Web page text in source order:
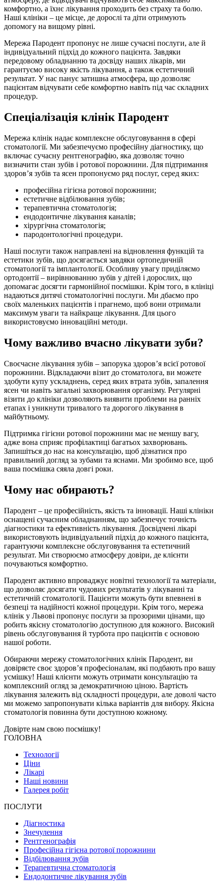
комфортно, а їхнє лікування проходить без страху та болю.
Наші клініки – це місце, де дорослі та діти отримують
допомогу на вищому рівні.
Мережа Пародент пропонує не лише сучасні послуги, але й
індивідуальний підхід до кожного пацієнта. Завдяки
передовому обладнанню та досвіду наших лікарів, ми
гарантуємо високу якість лікування, а також естетичний
результат. У нас панує затишна атмосфера, що дозволяє
пацієнтам відчувати себе комфортно навіть під час складних
процедур.
Спеціалізація клінік Пародент
Мережа клінік надає комплексне обслуговування в сфері
стоматології. Ми забезпечуємо професійну діагностику, що
включає сучасну рентгенографію, яка дозволяє точно
визначити стан зубів і ротової порожнини. Для підтримання
здоров’я зубів та ясен пропонуємо ряд послуг, серед яких:
професійна гігієна ротової порожнини;
естетичне відбілювання зубів;
терапевтична стоматологія;
ендодонтичне лікування каналів;
хірургічна стоматологія;
пародонтологічні процедури.
Наші послуги також направлені на відновлення функцій та
естетики зубів, що досягається завдяки ортопедичній
стоматології та імплантології. Особливу увагу приділяємо
ортодонтії – вирівнюванню зубів у дітей і дорослих, що
допомагає досягти гармонійної посмішки. Крім того, в клініці
надаються дитячі стоматологічні послуги. Ми дбаємо про
своїх маленьких пацієнтів і прагнемо, щоб вони отримали
максимум уваги та найкраще лікування. Для цього
використовуємо інноваційні методи.
Чому важливо вчасно лікувати зуби?
Своєчасне лікування зубів – запорука здоров’я всієї ротової
порожнини. Відкладаючи візит до стоматолога, ви можете
здобути купу ускладнень, серед яких втрата зубів, запалення
ясен чи навіть загальні захворювання організму. Регулярні
візити до клініки дозволяють виявити проблеми на ранніх
етапах і уникнути тривалого та дорогого лікування в
майбутньому.
Підтримка гігієни ротової порожнини має не меншу вагу,
адже вона сприяє профілактиці багатьох захворювань.
Запишіться до нас на консультацію, щоб дізнатися про
правильний догляд за зубами та яснами. Ми зробимо все, щоб
ваша посмішка сяяла довгі роки.
Чому нас обирають?
Пародент – це професійність, якість та інновації. Наші клініки
оснащені сучасним обладнанням, що забезпечує точність
діагностики та ефективність лікування. Досвідчені лікарі
використовують індивідуальний підхід до кожного пацієнта,
гарантуючи комплексне обслуговування та естетичний
результат. Ми створюємо атмосферу довіри, де клієнти
почуваються комфортно.
Пародент активно впроваджує новітні технології та матеріали,
що дозволяє досягати чудових результатів у лікуванні та
естетичній стоматології. Пацієнти можуть бути впевнені в
безпеці та надійності кожної процедури. Крім того, мережа
клінік у Львові пропонує послуги за прозорими цінами, що
робить якісну стоматологію доступною для кожного. Високий
рівень обслуговування й турбота про пацієнтів є основою
нашої роботи.
Обираючи мережу стоматологічних клінік Пародент, ви
довіряєте своє здоров’я професіоналам, які подбають про вашу
усмішку! Наші клієнти можуть отримати консультацію та
комплексний огляд за демократичною ціною. Вартість
лікування залежить від складності процедури, але доволі часто
ми можемо запропонувати кілька варіантів для вибору. Якісна
стоматологія повинна бути доступною кожному.
Довірте нам свою посмішку!
ГОЛОВНА
Технології
Ціни
Лікарі
Наші новини
Галерея робіт
ПОСЛУГИ
Діагностика
Знечулення
Рентгенографія
Професійна гігієна ротової порожнини
Відбілювання зубів
Терапевтична стоматологія
Ендодонтичне лікування зубів